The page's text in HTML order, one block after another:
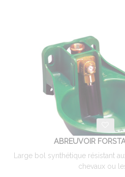
ABREUVOIR
Large bol synthétique résistant
chevaux ou les